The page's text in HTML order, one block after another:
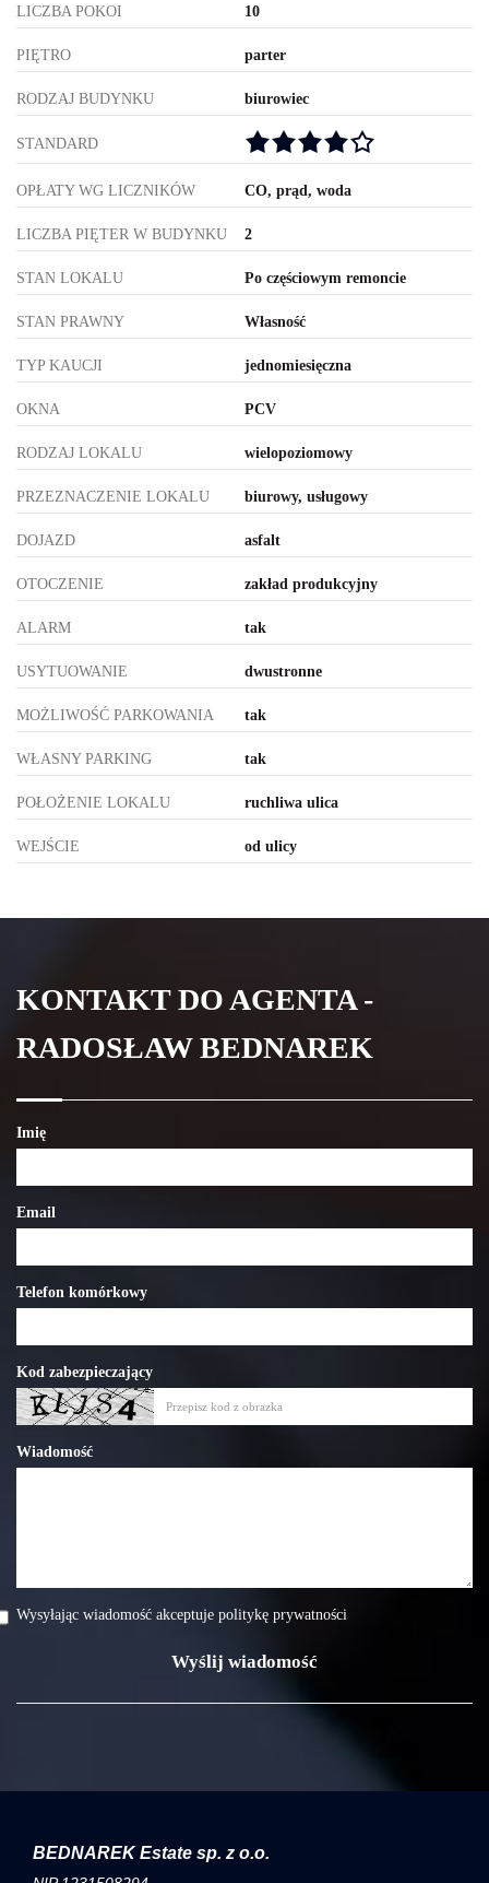
LICZBA POKOI 10
PIĘTRO parter
RODZAJ BUDYNKU biurowiec
STANDARD
OPŁATY WG LICZNIKÓW CO, prąd, woda
LICZBA PIĘTER W BUDYNKU 2
STAN LOKALU Po częściowym remoncie
STAN PRAWNY Własność
TYP KAUCJI jednomiesięczna
OKNA PCV
RODZAJ LOKALU wielopoziomowy
PRZEZNACZENIE LOKALU biurowy, usługowy
DOJAZD asfalt
OTOCZENIE zakład produkcyjny
ALARM tak
USYTUOWANIE dwustronne
MOŻLIWOŚĆ PARKOWANIA tak
WŁASNY PARKING tak
POŁOŻENIE LOKALU ruchliwa ulica
WEJŚCIE od ulicy
KONTAKT DO AGENTA -
RADOSŁAW BEDNAREK
Imię
Email
Telefon komórkowy
Kod zabezpieczający
Wiadomość
Wysyłając wiadomość akceptuje politykę prywatności
BEDNAREK Estate sp. z o.o.